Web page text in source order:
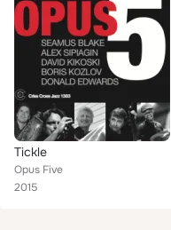
Tickle
Opus Five
2015